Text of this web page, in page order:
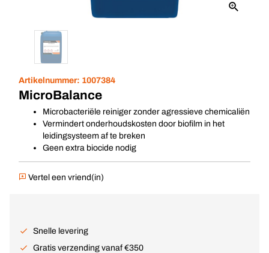
Artikelnummer: 1007384
MicroBalance
Microbacteriële reiniger zonder agressieve chemicaliën
Vermindert onderhoudskosten door biofilm in het
leidingsysteem af te breken
Geen extra biocide nodig
Vertel een vriend(in)
Snelle levering
Gratis verzending vanaf €350